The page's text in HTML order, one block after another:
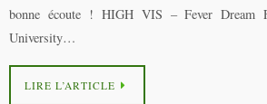
bonne écoute ! HIGH VIS – Fever Dream
University…
LIRE L’ARTICLE